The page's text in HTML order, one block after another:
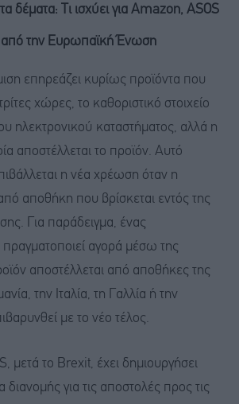
Τι ισχύει για Amazon, ASOS
από την Ευρωπαϊκή Ένωση
επηρεάζει κυρίως προϊόντα που
χώρες, το καθοριστικό στοιχείο
ηλεκτρονικού καταστήματος, αλλά η
αποστέλλεται το προϊόν. Αυτό
η νέα χρέωση όταν η
αποθήκη που βρίσκεται εντός της
Για παράδειγμα, ένας
αγορά μέσω της
αποστέλλεται από αποθήκες της
την Ιταλία, τη Γαλλία ή την
με το νέο τέλος.
μετά το Brexit, έχει δημιουργήσει
για τις αποστολές προς τις